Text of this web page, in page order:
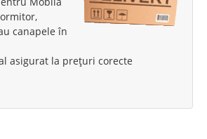
canapele în
asigurat la prețuri corecte